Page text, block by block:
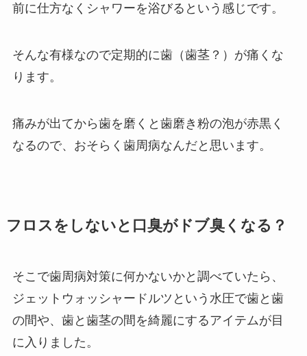
前に仕方なくシャワーを浴びるという感じです。
そんな有様なので定期的に歯（歯茎？）が痛くな
ります。
痛みが出てから歯を磨くと歯磨き粉の泡が赤黒く
なるので、おそらく歯周病なんだと思います。
フロスをしないと口臭がドブ臭くなる？
そこで歯周病対策に何かないかと調べていたら、
ジェットウォッシャードルツという水圧で歯と歯
の間や、歯と歯茎の間を綺麗にするアイテムが目
に入りました。